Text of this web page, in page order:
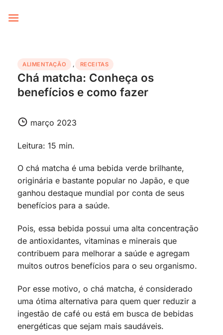
ALIMENTAÇÃO , RECEITAS
Chá matcha: Conheça os
benefícios e como fazer
março 2023
Leitura: 15 min.
O chá matcha é uma bebida verde brilhante,
originária e bastante popular no Japão, e que
ganhou destaque mundial por conta de seus
benefícios para a saúde.
Pois, essa bebida possui uma alta concentração
de antioxidantes, vitaminas e minerais que
contribuem para melhorar a saúde e agregam
muitos outros benefícios para o seu organismo.
Por esse motivo, o chá matcha, é considerado
uma ótima alternativa para quem quer reduzir a
ingestão de café ou está em busca de bebidas
energéticas que sejam mais saudáveis.